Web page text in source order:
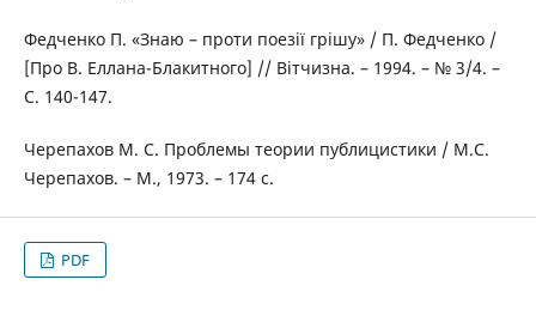
Федченко П. «Знаю – проти поезії грішу» / П. Федченко /
[Про В. Еллана-Блакитного] // Вітчизна. – 1994. – № 3/4. –
С. 140-147.
Черепахов М. С. Проблемы теории публицистики / М.С.
Черепахов. – М., 1973. – 174 с.
PDF